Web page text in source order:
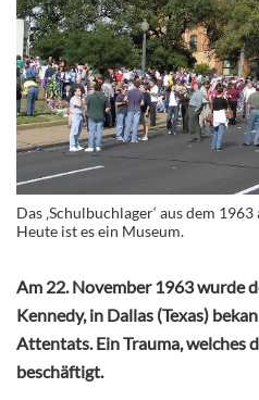
Das ‚Schulbuchlager‘ aus dem
Heute ist es ein Museum.
Am 22. November 1963 wurde
Kennedy, in Dallas (Texas)
Attentats. Ein Trauma, welches
beschäftigt.